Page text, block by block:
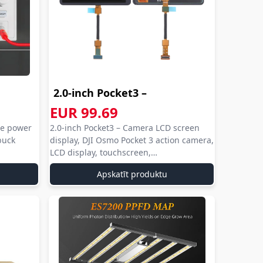
power
2.0-inch Pocket3 –
Camera LCD ...
aliexpress com
aliexpress
EUR 99.69
aliexpress
com
aliexpress
2.0-inch Pocket3 – Camera LCD screen
display, DJI Osmo Pocket 3 action camera,
LCD display, touchscreen,
repair/replacement part.
Apskatīt produktu